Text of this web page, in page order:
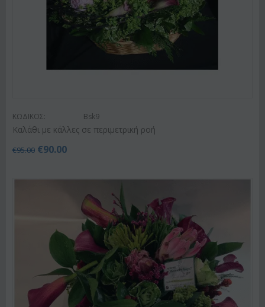
ΚΩΔΙΚΟΣ: Bsk9
Καλάθι με κάλλες σε περιμετρική ροή
€95.00 €90.00